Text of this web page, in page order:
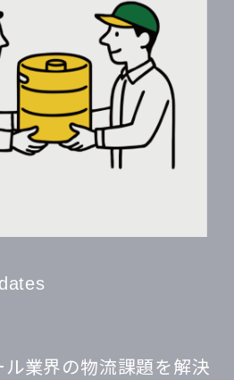
業界の物流課題を解決